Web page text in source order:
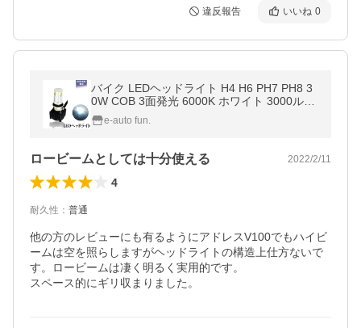
違反報告 いいね 0
バイク LEDヘッドライト H4 H6 PH7 PH8 3
0W COB 3面発光 6000K ホワイト 3000ルー
メン Hi/Lo DC/AC 9-18V 送料無料
e-auto fun.
ロービームとしては十分使える 2022/2/11
4
耐久性 ： 普通
他の方のレビューにも有るようにアドレスV100でもハイビ
ームは空を照らしますがヘッドライトの構造上仕方ないで
す。ロービームは凄く明るく実用的です。
スペース的にギリ収まりました。